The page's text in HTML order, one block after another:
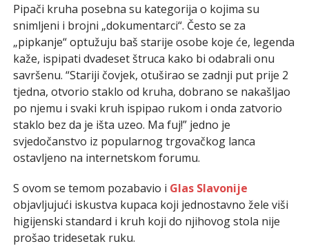
Pipači kruha posebna su kategorija o kojima su
snimljeni i brojni „dokumentarci“. Često se za
„pipkanje“ optužuju baš starije osobe koje će, legenda
kaže, ispipati dvadeset štruca kako bi odabrali onu
savršenu. “Stariji čovjek, otuširao se zadnji put prije 2
tjedna, otvorio staklo od kruha, dobrano se nakašljao
po njemu i svaki kruh ispipao rukom i onda zatvorio
staklo bez da je išta uzeo. Ma fuj!” jedno je
svjedočanstvo iz popularnog trgovačkog lanca
ostavljeno na internetskom forumu.
S ovom se temom pozabavio i Glas Slavonije
objavljujući iskustva kupaca koji jednostavno žele viši
higijenski standard i kruh koji do njihovog stola nije
prošao tridesetak ruku.